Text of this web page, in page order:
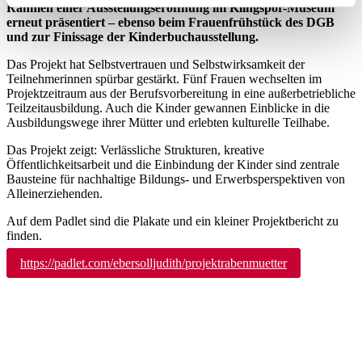
erfassen
Ihr Gerät durch aktives Scannen nach bestimmten
Erfahren Sie mehr darüber, wie Ihre persönlichen Daten
verarbeitet werden, und legen Sie Ihre Präferenzen im
Abschnitt Details fest.
Cookies helfen Ihnen und uns
ausschließlich, um unser Onlineangebot zu verbessern
und wirtschaftlich zu betreiben. Einige Cookies sind
technisch notwendig, während andere optional sind und
Rahmen einer Ausstellungseröffnung im Klingspor-Museum
erneut präsentiert – ebenso beim Frauenfrühstück des DGB
und zur Finissage der Kinderbuchausstellung.
Das Projekt hat Selbstvertrauen und Selbstwirksamkeit der
Teilnehmerinnen spürbar gestärkt. Fünf Frauen wechselten im
Projektzeitraum aus der Berufsvorbereitung in eine außerbetriebliche
Teilzeitausbildung. Auch die Kinder gewannen Einblicke in die
Ausbildungswege ihrer Mütter und erlebten kulturelle Teilhabe.
Das Projekt zeigt: Verlässliche Strukturen, kreative
Öffentlichkeitsarbeit und die Einbindung der Kinder sind zentrale
Bausteine für nachhaltige Bildungs- und Erwerbsperspektiven von
Alleinerziehenden.
Auf dem Padlet sind die Plakate und ein kleiner Projektbericht zu
finden.
https://padlet.com/ebersolljudith/projektrabenmuetter